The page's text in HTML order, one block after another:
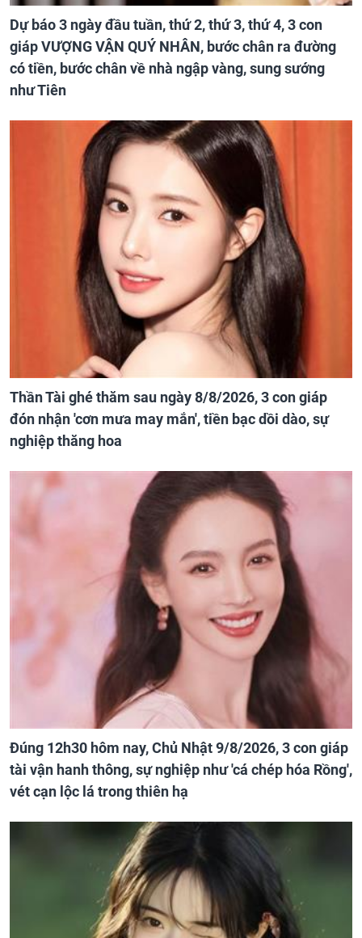
Dự báo 3 ngày đầu tuần, thứ 2, thứ 3, thứ 4, 3 con
giáp VƯỢNG VẬN QUÝ NHÂN, bước chân ra đường
có tiền, bước chân về nhà ngập vàng, sung sướng
như Tiên
Thần Tài ghé thăm sau ngày 8/8/2026, 3 con giáp
đón nhận 'cơn mưa may mắn', tiền bạc dồi dào, sự
nghiệp thăng hoa
Đúng 12h30 hôm nay, Chủ Nhật 9/8/2026, 3 con giáp
tài vận hanh thông, sự nghiệp như 'cá chép hóa Rồng',
vét cạn lộc lá trong thiên hạ